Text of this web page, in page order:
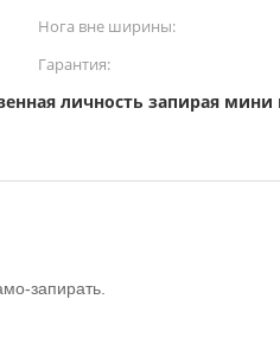
Нога вне ширины:
Гарантия:
личность запирая
запирать.